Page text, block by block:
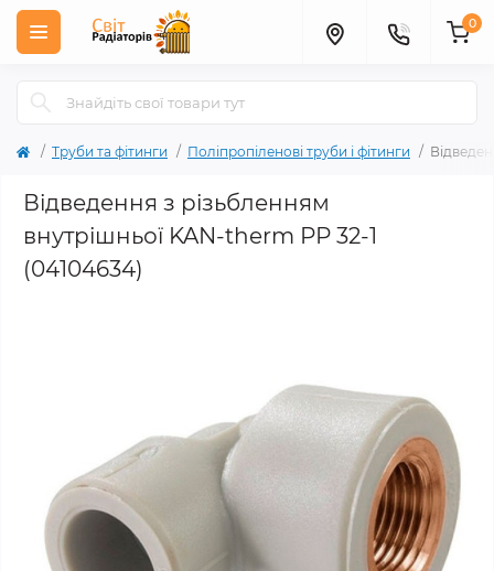
0
Труби та фітинги Поліпропіленові труби і фітинги
Відведення з різьбленням
внутрішньої KAN-therm РР 32-1
(04104634)